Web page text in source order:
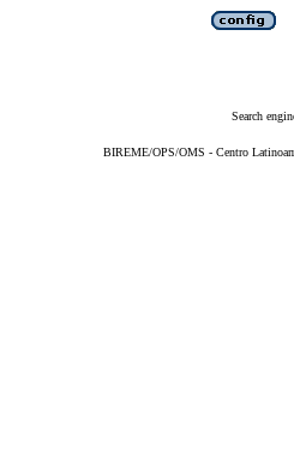
Search
BIREME/OPS/OMS - Centro